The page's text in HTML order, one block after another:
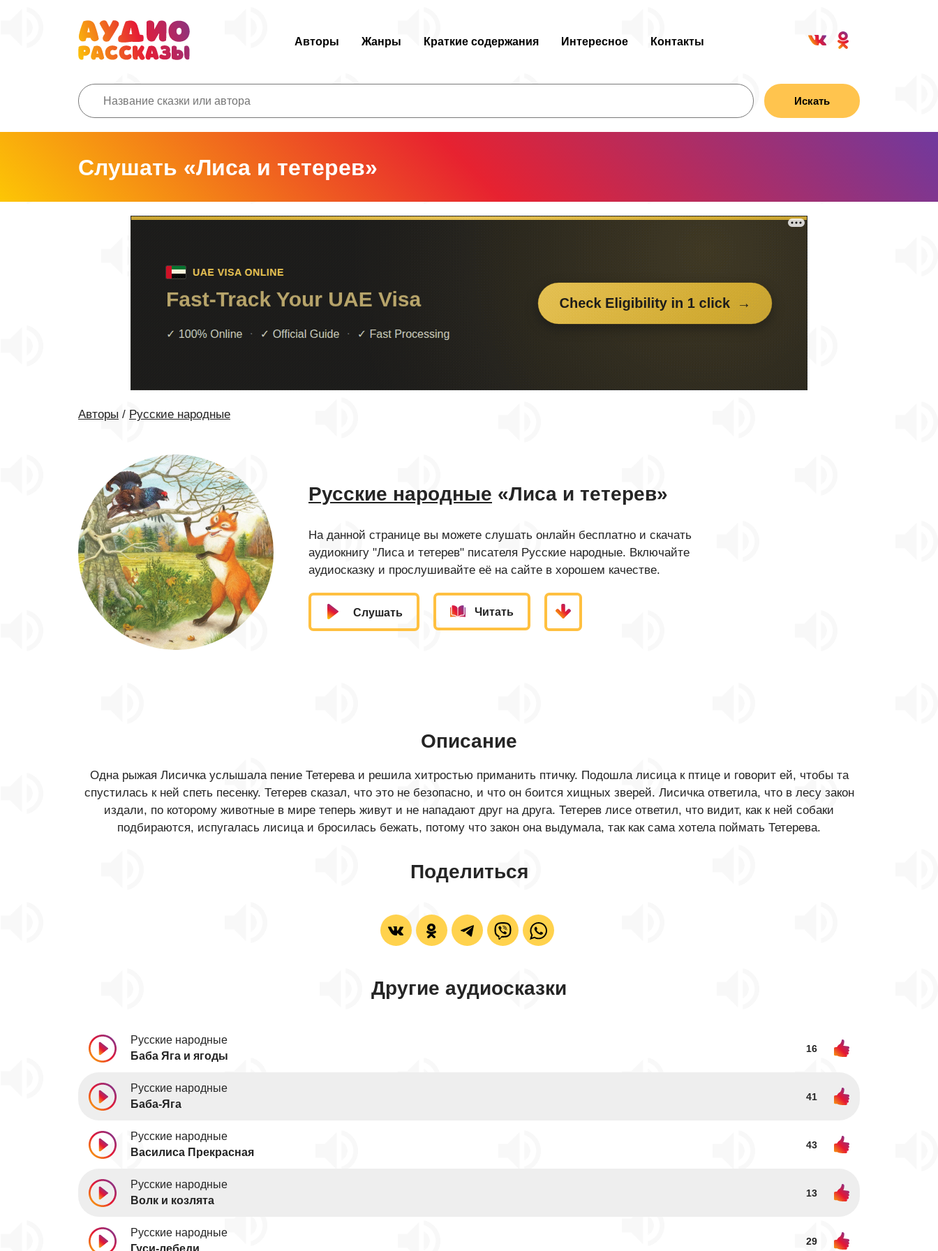
Авторы Жанры Краткие содержания Интересное Контакты
Искать
Слушать «Лиса и тетерев»
Авторы / Русские народные
Русские народные «Лиса и тетерев»
На данной странице вы можете слушать онлайн бесплатно и скачать
аудиокнигу "Лиса и тетерев" писателя Русские народные. Включайте
аудиосказку и прослушивайте её на сайте в хорошем качестве.
Слушать Читать
Описание
Одна рыжая Лисичка услышала пение Тетерева и решила хитростью приманить птичку. Подошла лисица к птице и говорит ей, чтобы та
спустилась к ней спеть песенку. Тетерев сказал, что это не безопасно, и что он боится хищных зверей. Лисичка ответила, что в лесу закон
издали, по которому животные в мире теперь живут и не нападают друг на друга. Тетерев лисе ответил, что видит, как к ней собаки
подбираются, испугалась лисица и бросилась бежать, потому что закон она выдумала, так как сама хотела поймать Тетерева.
Поделиться
Другие аудиосказки
Русские народные
Баба Яга и ягоды
16
Русские народные
Баба-Яга
41
Русские народные
Василиса Прекрасная
43
Русские народные
Волк и козлята
13
Русские народные
Гуси-лебеди
29